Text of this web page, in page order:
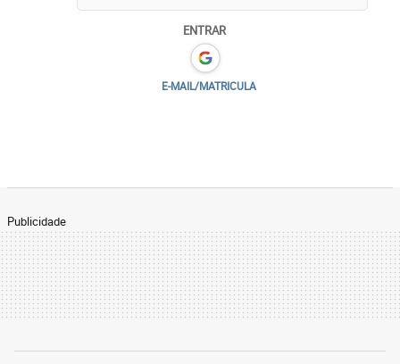
ENTRAR
E-MAIL/MATRICULA
Publicidade